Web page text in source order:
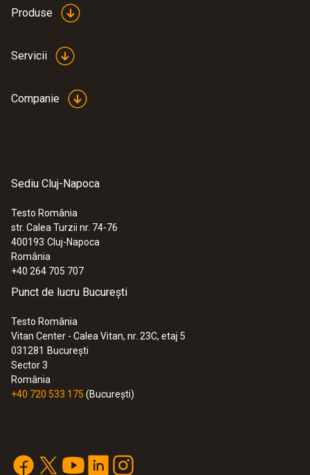
testo 206 pH1 - pH-metru pentru medii
lichide
976,47 RON
:0563 2065
testo 206-pH1 - instrument de
măsurare a pH-ului/temperaturii pentru
lichide
1.348,00 RON
Produse
Servicii
Companie
Sediu Cluj-Napoca
Testo România
str. Calea Turzii nr. 74-76
400193 Cluj-Napoca
România
+40 264 705 707
Punct de lucru București
Testo România
Vitan Center - Calea Vitan, nr. 23C, etaj 5
031281 București
Sector 3
România
+40 720 533 175 (București)